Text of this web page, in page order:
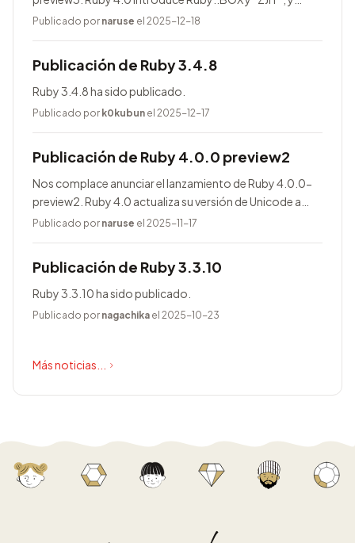
agrega muchas mejoras.
Publicado por naruse el 2025-12-18
Publicación de Ruby 3.4.8
Ruby 3.4.8 ha sido publicado.
Publicado por k0kubun el 2025-12-17
Publicación de Ruby 4.0.0 preview2
Nos complace anunciar el lanzamiento de Ruby 4.0.0-
preview2. Ruby 4.0 actualiza su versión de Unicode a
17.0.0, entre otras novedades.
Publicado por naruse el 2025-11-17
Publicación de Ruby 3.3.10
Ruby 3.3.10 ha sido publicado.
Publicado por nagachika el 2025-10-23
Más noticias...